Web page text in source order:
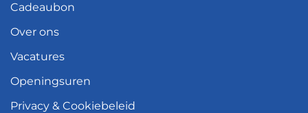
Cadeaubon
Over ons
Vacatures
Openingsuren
Privacy & Cookiebeleid